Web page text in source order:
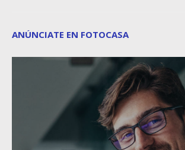
ANÚNCIATE EN FOTOCASA